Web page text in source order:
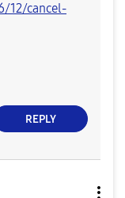
12/cancel-
REPLY